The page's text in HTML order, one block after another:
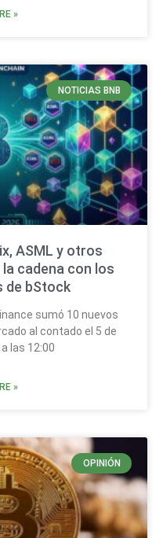
»
NOTICIAS BNB
ASML y otros
cadena con los
de bStock
sumó 10 nuevos
al contado el 5 de
las 12:00
»
OPINIÓN